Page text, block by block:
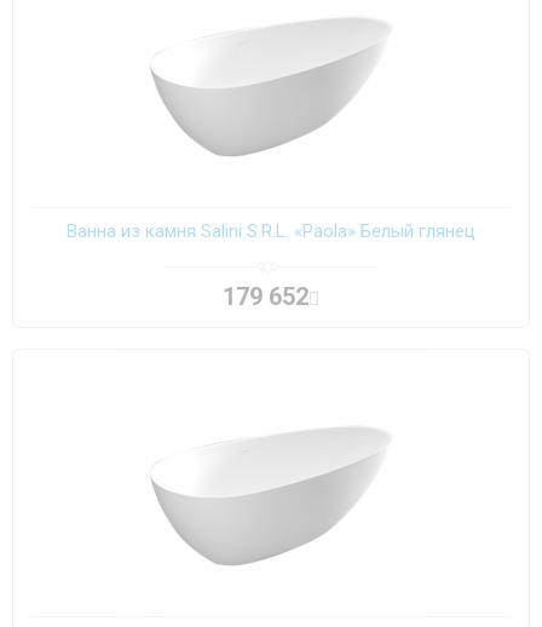
Ванна из камня Salini S.R.L. «Paola» Белый глянец
179 652